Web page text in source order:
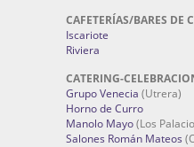
CAFETERÍAS/BARES DE
Iscariote
Riviera
CATERING-
Grupo Venecia (Utrera)
Horno de Curro
Manolo Mayo(Los
Salones Román Mateos